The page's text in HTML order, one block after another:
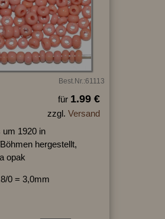
Best.Nr.:61113
für 1.99 €
zzgl. Versand
um 1920 in
hergestellt,
opak
0 = 3,0mm